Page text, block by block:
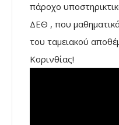
πάροχο
ΔΕΘ , που
του ταμειακού
Κορινθίας!